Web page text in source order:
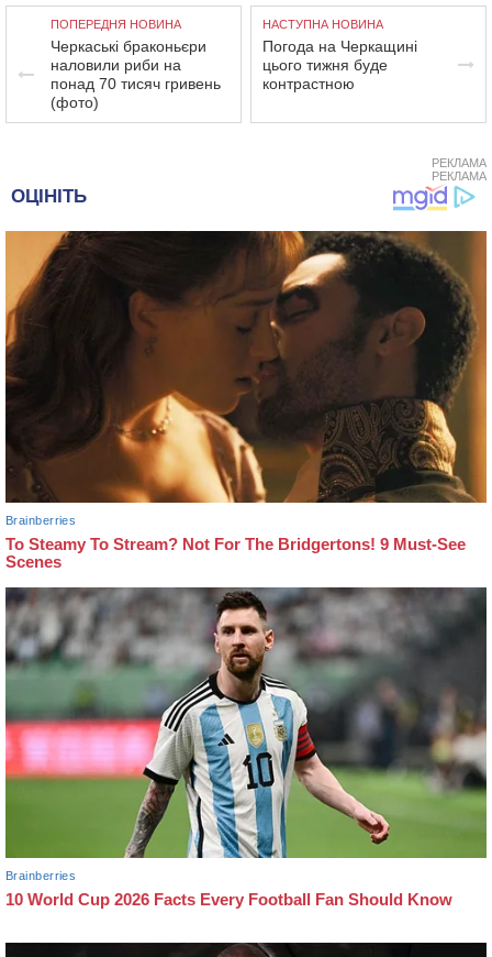
ПОПЕРЕДНЯ НОВИНА
Черкаські браконьєри
наловили риби на
понад 70 тисяч гривень
(фото)
НАСТУПНА НОВИНА
Погода на Черкащині
цього тижня буде
контрастною
РЕКЛАМА
РЕКЛАМА